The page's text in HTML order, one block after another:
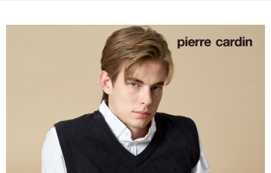
每筆NT$60，滿NT$1,200(含以上)免運費
每筆NT$60，滿NT$1,200(含以上)免運費
每筆NT$60，滿NT$1,200(含以上)免運費
宅配(本島)
每筆NT$80，滿NT$1,200(含以上)免運費